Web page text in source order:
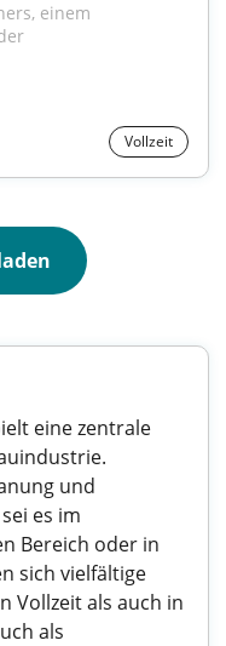
einem
Vollzeit
eine zentrale
und
es im
Bereich oder in
sich vielfältige
Vollzeit als auch in
als